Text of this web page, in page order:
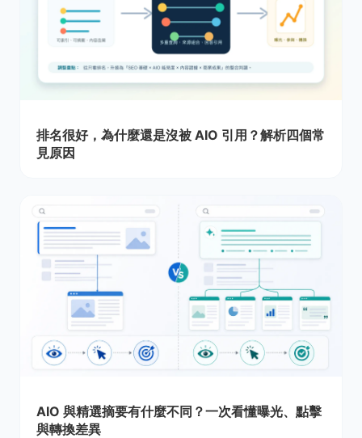
排名很好，為什麼還是沒被 AIO 引用？解析四個常
見原因
AIO 與精選摘要有什麼不同？一次看懂曝光、點擊
與轉換差異